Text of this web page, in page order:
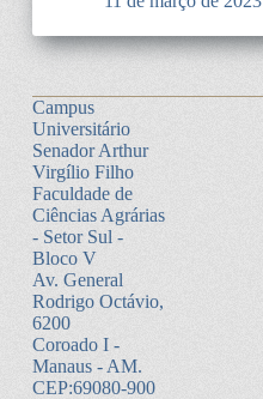
Campus
Universitário
Senador Arthur
Virgílio Filho
Faculdade de
Ciências Agrárias
- Setor Sul -
Bloco V
Av. General
Rodrigo Octávio,
6200
Coroado I -
Manaus - AM.
CEP:69080-900